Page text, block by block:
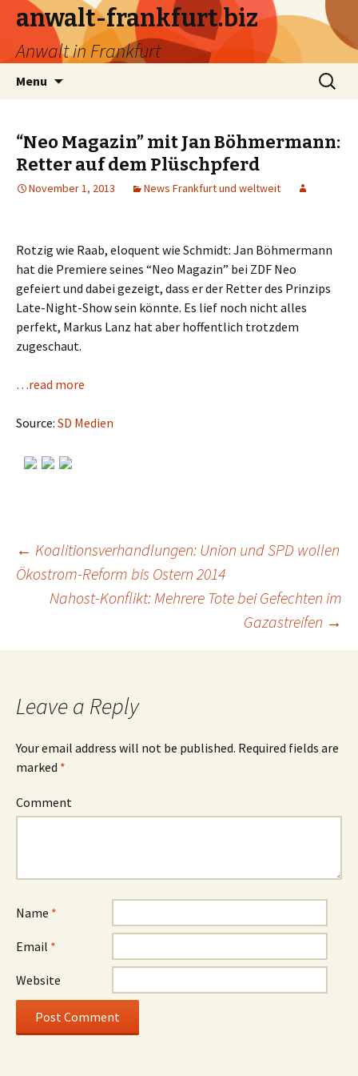
anwalt-frankfurt.biz
Anwalt in Frankfurt
Menu
Search
for:
“Neo Magazin” mit Jan Böhmermann:
Retter auf dem Plüschpferd
November 1, 2013 News Frankfurt und weltweit
Rotzig wie Raab, eloquent wie Schmidt: Jan Böhmermann
hat die Premiere seines “Neo Magazin” bei ZDF Neo
gefeiert und dabei gezeigt, dass er der Retter des Prinzips
Late-Night-Show sein könnte. Es lief noch nicht alles
perfekt, Markus Lanz hat aber hoffentlich trotzdem
zugeschaut.
…read more
Source: SD Medien
Post
navigation
← Koalitionsverhandlungen: Union und SPD wollen
Ökostrom-Reform bis Ostern 2014
Nahost-Konflikt: Mehrere Tote bei Gefechten im
Gazastreifen →
Leave a Reply
Your email address will not be published. Required fields are
marked *
Comment
Name *
Email *
Website